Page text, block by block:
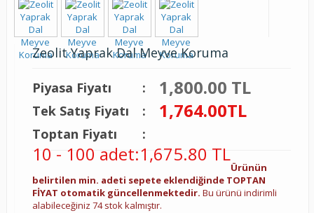
Zeolit Yaprak Dal Meyve Koruma
Piyasa Fiyatı : 1,800.00 TL
Tek Satış Fiyatı : 1,764.00TL
Toptan Fiyatı :
10 - 100 adet:1,675.80 TL
Ürünün
belirtilen min. adeti sepete eklendiğinde TOPTAN
FİYAT otomatik güncellenmektedir. Bu ürünü indirimli
alabileceğiniz 74 stok kalmıştır.